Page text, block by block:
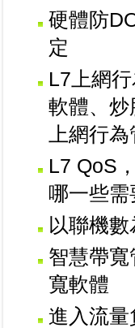
硬體防
定
L7上網
軟體、炒
上網行
L7 QoS
哪一些
以聯機
智慧帶
寬軟體
進入流量